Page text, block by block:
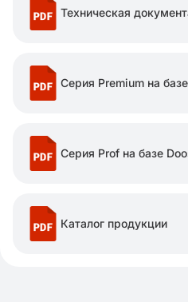
Техническая
Серия Premium на
Серия Prof на базе
Каталог продукции